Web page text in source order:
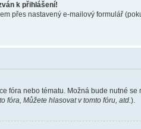
k přihlášení!
přes nastavený e-mailový formulář
fóra nebo tématu. Možná bude nutné
fóra, Můžete hlasovat v tomto fóru, atd.).